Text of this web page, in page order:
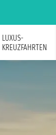
LUXUS-
KREUZFAHRTEN